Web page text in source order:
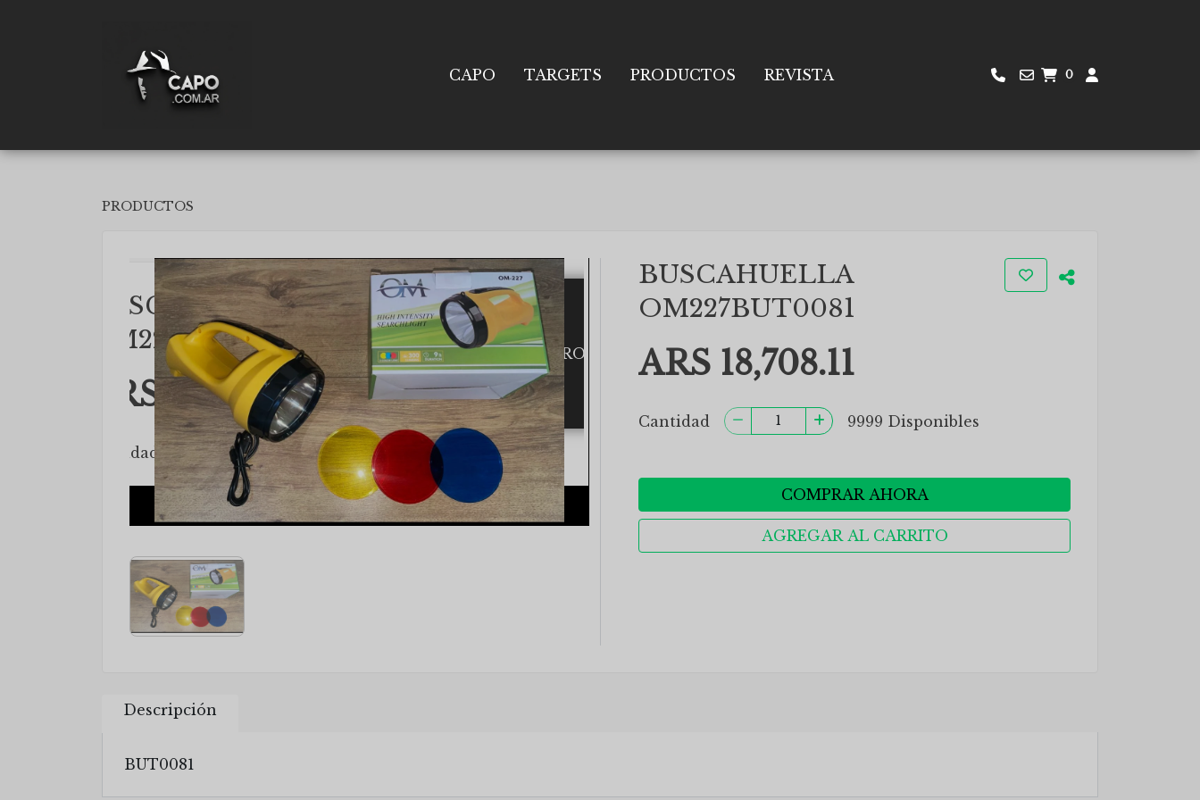
CAPO TARGETS PRODUCTOS REVISTA 0
PRODUCTOS
BUSCAHUELLA
OM227BUT0081
ARS 18,708.11
Cantidad 9999 Disponibles
COMPRAR AHORA
AGREGAR AL CARRITO
Descripción
BUT0081